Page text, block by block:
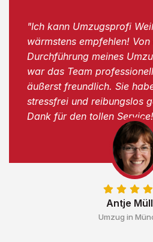
Antje
Umzug in
"Ich kann Umzugsprofi
wärmstens empfehlen!
Durchführung meines
war das Team
äußerst freundlich. Sie
stressfrei und reibungslos
Dank für den tollen